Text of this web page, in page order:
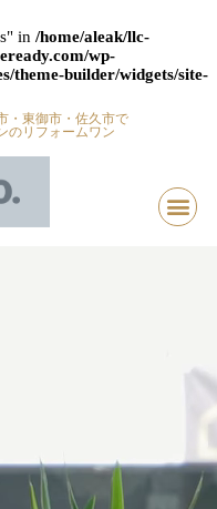
in /home/aleak/llc-
wp-
theme-builder/widgets/site-
・東御市・佐久市で
のリフォームワン